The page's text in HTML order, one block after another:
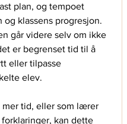
plan, og tempoet
klassens progresjon.
går videre selv om ikke
er begrenset tid til å
eller tilpasse
elev.
mer tid, eller som lærer
kan dette